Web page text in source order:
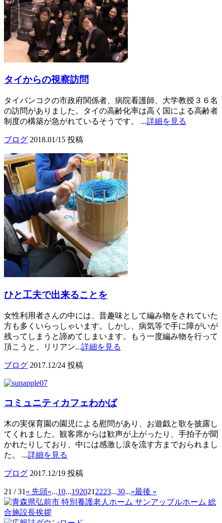
タイからの視察訪問
タイバンコクの市政府関係者、病院看護師、大学教授３６名
の訪問がありました。タイの高齢化率は高く国による高齢者
制度の構築が急がれているそうです。 ...詳細を見る
ブログ 2018.01/15 投稿
ひと工夫で出来ることを
女性利用者さんの中には、昔趣味として編み物をされていた
方も多くいらっしゃいます。しかし、病気等で手に障がいが
残ってしまうと諦めてしまいます。もう一度編み物を行って
頂こうと、リリアン...詳細を見る
ブログ 2017.12/24 投稿
コミュニティカフェわかば
木の実保育園の園児による慰問があり、お遊戯と歌を披露し
てくれました。観客席からは歓声が上がったり、手拍子が聞
かれたりしており、中には感激し涙を流す方までおられまし
た。 ...詳細を見る
ブログ 2017.12/19 投稿
21 / 31 « 先頭«...10...192021 2223...30...»最後 »